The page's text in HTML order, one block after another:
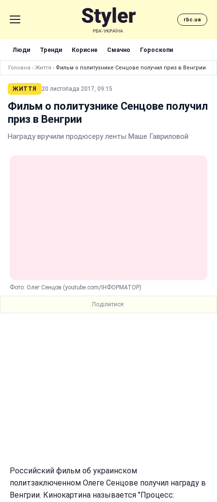
rbc.ua
Люди Тренди Корисне Смачно Гороскопи
Головна › Життя › Фильм о политузнике Сенцове получил приз в Венгрии
ЖИТТЯ 20 листопада 2017, 09:15
Фильм о политузнике Сенцове получил
приз в Венгрии
Награду вручили продюсеру ленты Маше Гавриловой
Фото: Олег Сенцов (youtube.com/ІНФОРМАТОР)
Поділитися:
Российский фильм об украинском
политзаключенном Олеге Сенцове получил награду в
Венгрии. Кинокартина называется "Процесс: